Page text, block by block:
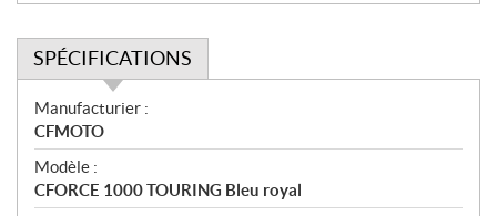
SPÉCIFICATIONS
S
p
é
c
i
Manufacturier :
CFMOTO
Modèle :
CFORCE 1000 TOURING Bleu royal